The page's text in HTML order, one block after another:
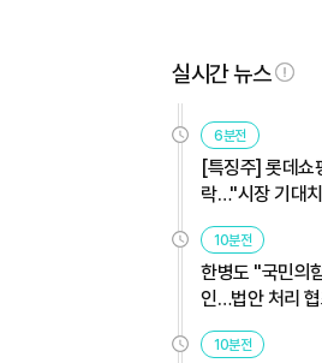
실시간 뉴스
6분전
[특징주] 롯데
락…"시장 기대
10분전
한병도 "국민의
인…법안 처리
10분전